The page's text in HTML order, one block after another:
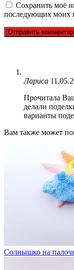
Сохранить моё
последующих моих
Лариса
Прочитала
делали
варианты
Вам также может
Солнышко на